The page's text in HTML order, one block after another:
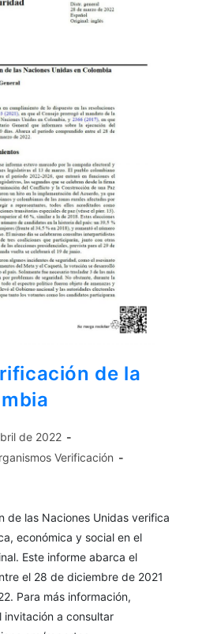
haciendo clic
sitio web
como repositorio
al mes de julio
de la
de 2022
Verificación
de las Naciones Unidas verifica
económica y social en el
Este informe abarca el
el 28 de diciembre de 2021
Para más información,
invitación a consultar